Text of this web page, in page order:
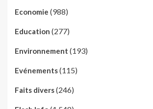
Economie (988)
Education (277)
Environnement (193)
Evénements(115)
Faits divers(246)